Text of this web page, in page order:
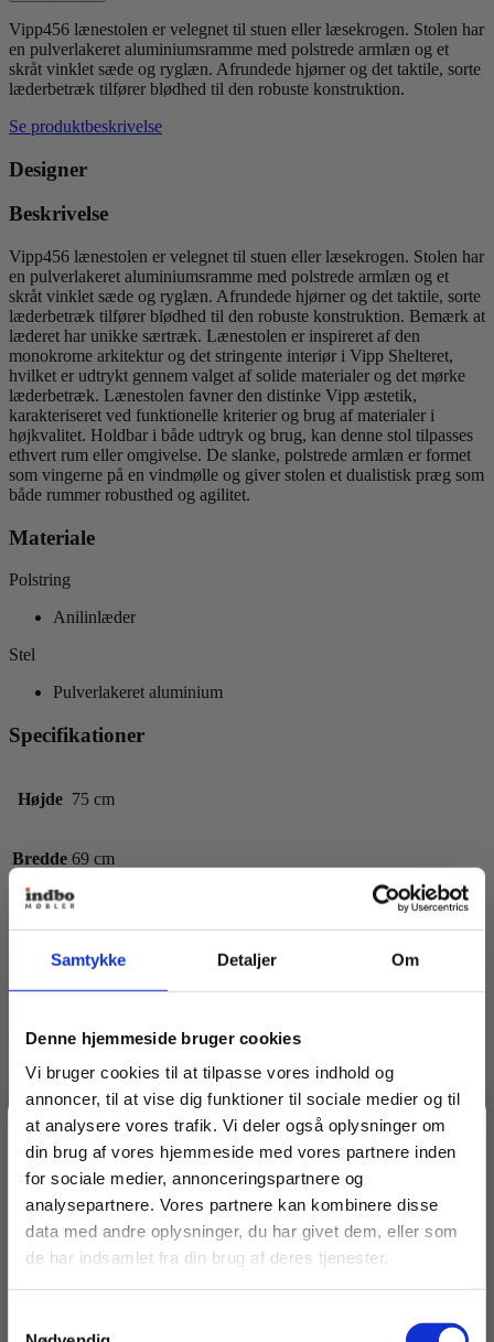
Samtykke Detaljer Om
Denne hjemmeside bruger cookies
Vi bruger cookies til at tilpasse vores indhold og
annoncer, til at vise dig funktioner til sociale medier og til
at analysere vores trafik. Vi deler også oplysninger om
din brug af vores hjemmeside med vores partnere inden
for sociale medier, annonceringspartnere og
analysepartnere. Vores partnere kan kombinere disse
data med andre oplysninger, du har givet dem, eller som
de har indsamlet fra din brug af deres tjenester.
Vipp456 lænestolen er velegnet til stuen eller læsekrogen. Stolen har
en pulverlakeret aluminiumsramme med polstrede armlæn og et
skråt vinklet sæde og ryglæn. Afrundede hjørner og det taktile, sorte
læderbetræk tilfører blødhed til den robuste konstruktion.
Se produktbeskrivelse
Designer
Beskrivelse
Vipp456 lænestolen er velegnet til stuen eller læsekrogen. Stolen har
en pulverlakeret aluminiumsramme med polstrede armlæn og et
skråt vinklet sæde og ryglæn. Afrundede hjørner og det taktile, sorte
læderbetræk tilfører blødhed til den robuste konstruktion. Bemærk at
læderet har unikke særtræk. Lænestolen er inspireret af den
monokrome arkitektur og det stringente interiør i Vipp Shelteret,
hvilket er udtrykt gennem valget af solide materialer og det mørke
læderbetræk. Lænestolen favner den distinke Vipp æstetik,
karakteriseret ved funktionelle kriterier og brug af materialer i
højkvalitet. Holdbar i både udtryk og brug, kan denne stol tilpasses
ethvert rum eller omgivelse. De slanke, polstrede armlæn er formet
som vingerne på en vindmølle og giver stolen et dualistisk præg som
både rummer robusthed og agilitet.
Materiale
Polstring
Anilinlæder
Stel
Pulverlakeret aluminium
Specifikationer
Højde 75 cm
Bredde 69 cm
Anbefalinger til dig
Spar 20% på dit første køb
Bliv medlem af Indbo Møblers kundeklub!
20% rabat på dit første køb
og modtag vores
nyhedsbrev med tilbud, nyheder, inspiration og
invitationer til eksklusive events.